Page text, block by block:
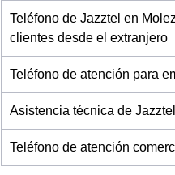
Teléfono de Jazztel en
clientes desde el extranjero
Teléfono de atención para
Asistencia técnica de
Teléfono de atención